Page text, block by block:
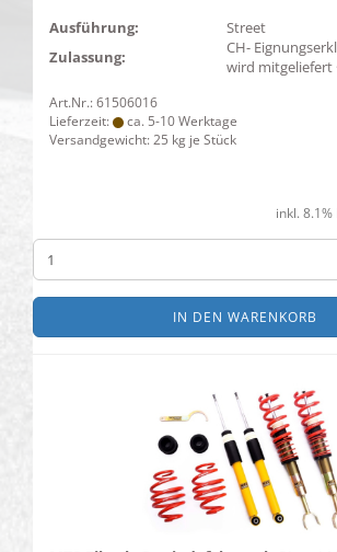
Ausführung:
Street
Zulassung:
CH-
wird mitgeliefert
Art.Nr.: 61506016
Lieferzeit:
ca. 5-10 Werktage
Versandgewicht:25 kg je Stück
inkl. 8.1%
IN DEN WARENKORB